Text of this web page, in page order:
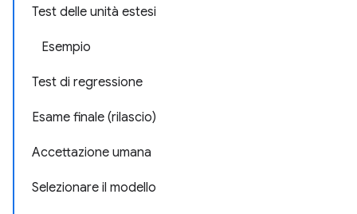
Test delle unità estesi
Esempio
Test di regressione
Esame finale (rilascio)
Accettazione umana
Selezionare il modello